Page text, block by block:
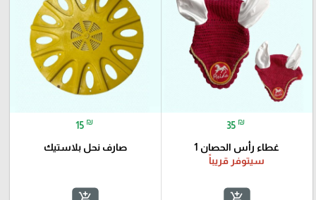
35 ₪
غطاء رأس الحصان 1
سيتوفر قريباً
15 ₪
صارف نحل بلاستيك